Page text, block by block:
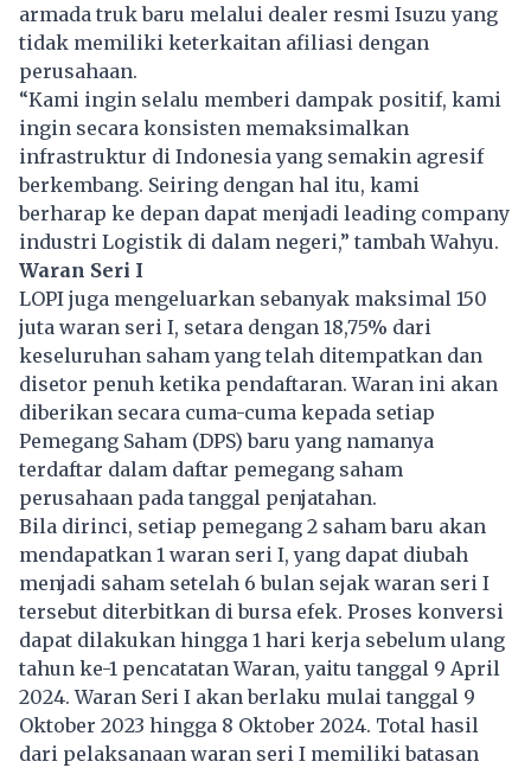
armada truk baru melalui dealer resmi Isuzu yang
tidak memiliki keterkaitan afiliasi dengan
perusahaan.
“Kami ingin selalu memberi dampak positif, kami
ingin secara konsisten memaksimalkan
infrastruktur di Indonesia yang semakin agresif
berkembang. Seiring dengan hal itu, kami
berharap ke depan dapat menjadi leading company
industri Logistik di dalam negeri,” tambah Wahyu.
Waran Seri I
LOPI juga mengeluarkan sebanyak maksimal 150
juta waran seri I, setara dengan 18,75% dari
keseluruhan saham yang telah ditempatkan dan
disetor penuh ketika pendaftaran. Waran ini akan
diberikan secara cuma-cuma kepada setiap
Pemegang Saham (DPS) baru yang namanya
terdaftar dalam daftar pemegang saham
perusahaan pada tanggal penjatahan.
Bila dirinci, setiap pemegang 2 saham baru akan
mendapatkan 1 waran seri I, yang dapat diubah
menjadi saham setelah 6 bulan sejak waran seri I
tersebut diterbitkan di bursa efek. Proses konversi
dapat dilakukan hingga 1 hari kerja sebelum ulang
tahun ke-1 pencatatan Waran, yaitu tanggal 9 April
2024. Waran Seri I akan berlaku mulai tanggal 9
Oktober 2023 hingga 8 Oktober 2024. Total hasil
dari pelaksanaan waran seri I memiliki batasan